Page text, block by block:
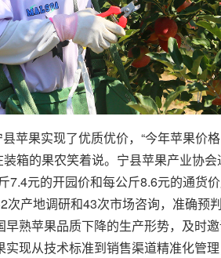
苹果实现了优质优价，“今年苹果价
箱的果农笑着说。宁县苹果产业协会
7.4元的开园价和每公斤8.6元的通货
次产地调研和43次市场咨询，准确预
熟苹果品质下降的生产形势，及时
现从技术标准到销售渠道精准化管